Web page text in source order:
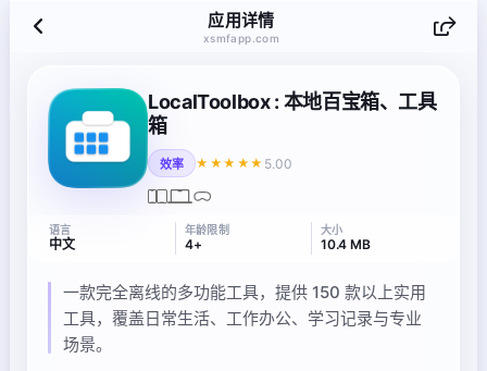
应用详情
xsmfapp.com
LocalToolbox : 本地百宝箱、工具
箱
效率 ★★★★★ 5.00
语言
中文
年龄限制
4+
大小
10.4 MB
一款完全离线的多功能工具，提供 150 款以上实用
工具，覆盖日常生活、工作办公、学习记录与专业
场景。